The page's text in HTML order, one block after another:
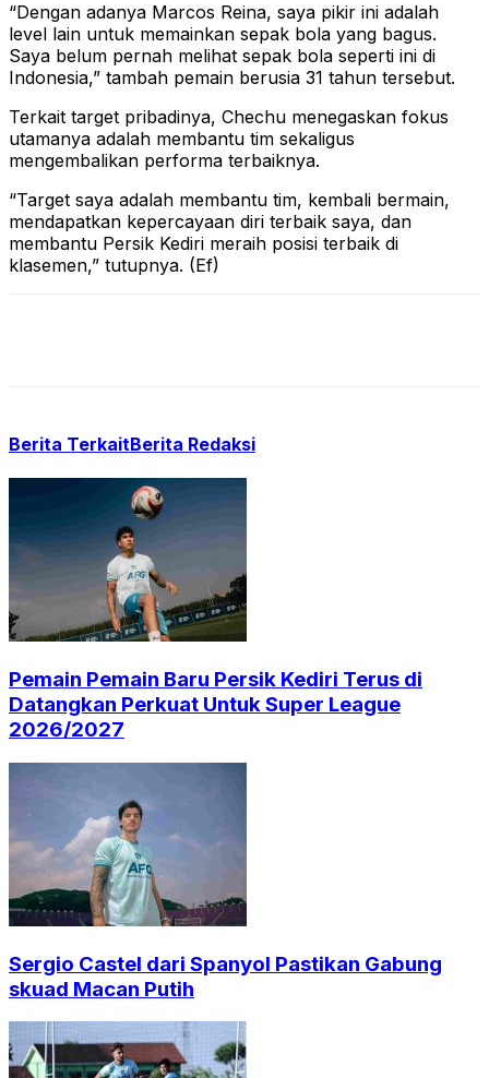
“Dengan adanya Marcos Reina, saya pikir ini adalah
level lain untuk memainkan sepak bola yang bagus.
Saya belum pernah melihat sepak bola seperti ini di
Indonesia,” tambah pemain berusia 31 tahun tersebut.
Terkait target pribadinya, Chechu menegaskan fokus
utamanya adalah membantu tim sekaligus
mengembalikan performa terbaiknya.
“Target saya adalah membantu tim, kembali bermain,
mendapatkan kepercayaan diri terbaik saya, dan
membantu Persik Kediri meraih posisi terbaik di
klasemen,” tutupnya. (Ef)
Berita TerkaitBerita Redaksi
Pemain Pemain Baru Persik Kediri Terus di
Datangkan Perkuat Untuk Super League
2026/2027
Sergio Castel dari Spanyol Pastikan Gabung
skuad Macan Putih